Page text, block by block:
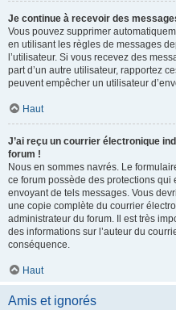
Je continue à recevoir des
Vous pouvez supprimer
en utilisant les règles de messages
l’utilisateur. Si vous recevez des
part d’un autre utilisateur, rapportez
peuvent empêcher un utilisateur
Haut
J’ai reçu un courrier électronique
forum !
Nous en sommes navrés. Le
ce forum possède des protections
envoyant de tels messages. Vous
une copie complète du courrier
administrateur du forum. Il est très
des informations sur l’auteur du
conséquence.
Haut
Amis et ignorés